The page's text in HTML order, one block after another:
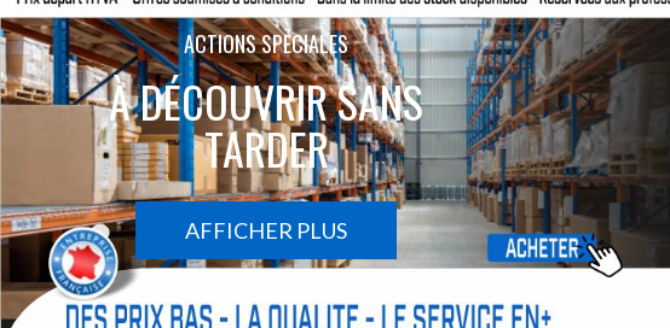
ACTIONS SPÉCIALES
À DÉCOUVRIR SANS
TARDER
AFFICHER PLUS